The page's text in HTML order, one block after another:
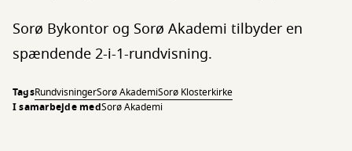
Sorø Bykontor og Sorø Akademi tilbyder en
spændende 2-i-1-rundvisning.
TagsRundvisningerSorø AkademiSorø Klosterkirke
I samarbejde medSorø Akademi